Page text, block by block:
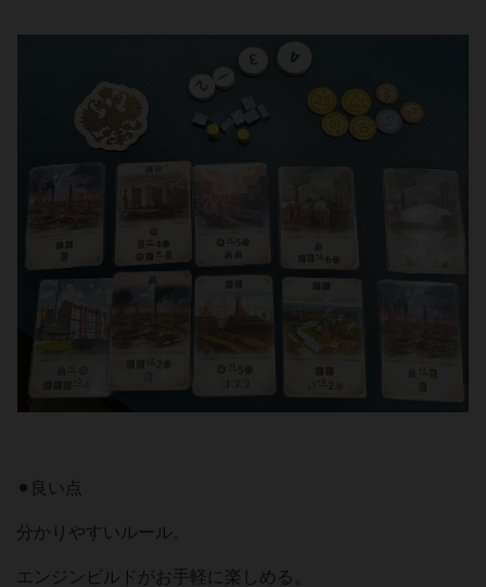
⚫︎良い点
分かりやすいルール。
エンジンビルドがお手軽に楽しめる。